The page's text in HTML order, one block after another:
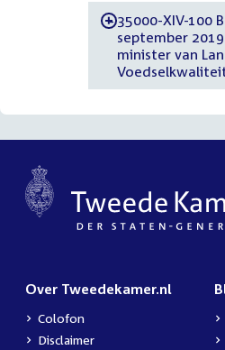
-35000-XIV-100
september 2019
minister van
Over Tweedekamer.nl
Colofon
Disclaimer